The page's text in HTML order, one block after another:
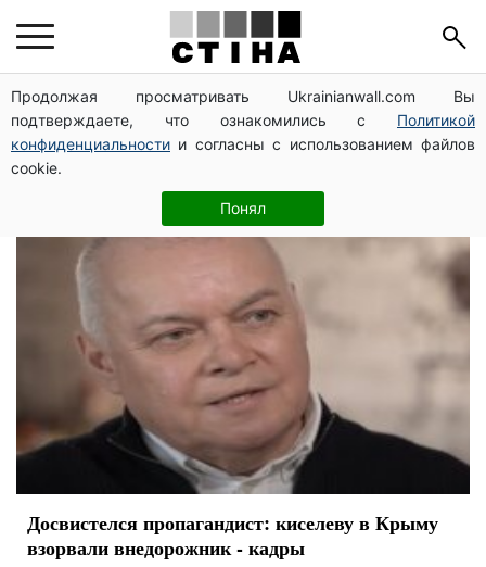
Продолжая просматривать Ukrainianwall.com Вы
подтверждаете, что ознакомились с Политикой
конфиденциальности и согласны с использованием файлов
cookie.
Понял
российские
пропагандисты
Досвистелся пропагандист: киселеву в Крыму
взорвали внедорожник - кадры